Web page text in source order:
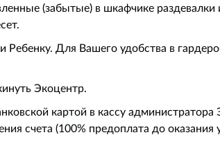
(забытые) в шкафчике
Ребенку. Для Вашего удобства в
Экоцентр.
картой в кассу
счета (100% предоплата до оказания